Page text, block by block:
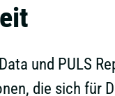
und PULS
die sich für